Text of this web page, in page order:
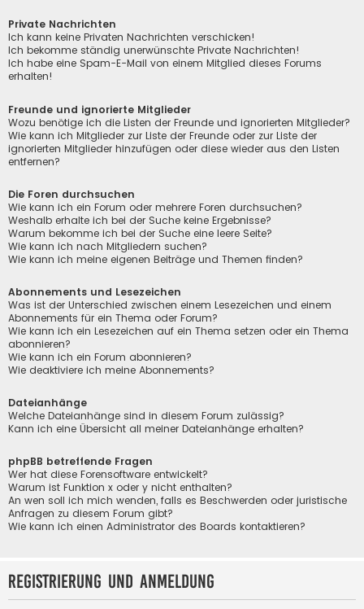
Private Nachrichten
Ich kann keine Privaten Nachrichten verschicken!
Ich bekomme ständig unerwünschte Private Nachrichten!
Ich habe eine Spam-E-Mail von einem Mitglied dieses Forums
erhalten!
Freunde und ignorierte Mitglieder
Wozu benötige ich die Listen der Freunde und ignorierten Mitglieder?
Wie kann ich Mitglieder zur Liste der Freunde oder zur Liste der
ignorierten Mitglieder hinzufügen oder diese wieder aus den Listen
entfernen?
Die Foren durchsuchen
Wie kann ich ein Forum oder mehrere Foren durchsuchen?
Weshalb erhalte ich bei der Suche keine Ergebnisse?
Warum bekomme ich bei der Suche eine leere Seite?
Wie kann ich nach Mitgliedern suchen?
Wie kann ich meine eigenen Beiträge und Themen finden?
Abonnements und Lesezeichen
Was ist der Unterschied zwischen einem Lesezeichen und einem
Abonnements für ein Thema oder Forum?
Wie kann ich ein Lesezeichen auf ein Thema setzen oder ein Thema
abonnieren?
Wie kann ich ein Forum abonnieren?
Wie deaktiviere ich meine Abonnements?
Dateianhänge
Welche Dateianhänge sind in diesem Forum zulässig?
Kann ich eine Übersicht all meiner Dateianhänge erhalten?
phpBB betreffende Fragen
Wer hat diese Forensoftware entwickelt?
Warum ist Funktion x oder y nicht enthalten?
An wen soll ich mich wenden, falls es Beschwerden oder juristische
Anfragen zu diesem Forum gibt?
Wie kann ich einen Administrator des Boards kontaktieren?
Registrierung und Anmeldung